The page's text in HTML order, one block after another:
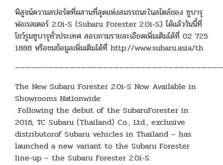
พิสูจน์ความสปอร์ตที่ผสานที่สุดแห่งสมรรถนะในสไตล์ของ ซูบารุ
ฟอเรสเตอร์ 2.0i-S (Subaru Forester 2.0i-S) ได้แล้ววันนี้ที่
โชว์รูมซูบารุทั่วประเทศ สอบถามรายละเอียดเพิ่มเติมได้ที่ 02 725
1888 หรือชมข้อมูลเพิ่มเติมได้ที่ http://www.subaru.asia/th
The New Subaru Forester 2.0i-S Now Available in
Showrooms Nationwide
Following the debut of the SubaruForester in
2016, TC Subaru (Thailand) Co., Ltd., exclusive
distributorof Subaru vehicles in Thailand – has
launched a new variant to the Subaru Forester
line-up – the Subaru Forester 2.0i-S.